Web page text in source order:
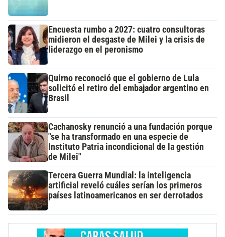
Encuesta rumbo a 2027: cuatro consultoras
midieron el desgaste de Milei y la crisis de
liderazgo en el peronismo
Quirno reconoció que el gobierno de Lula
solicitó el retiro del embajador argentino en
Brasil
Cachanosky renunció a una fundación porque
"se ha transformado en una especie de
Instituto Patria incondicional de la gestión
de Milei"
Tercera Guerra Mundial: la inteligencia
artificial reveló cuáles serían los primeros
países latinoamericanos en ser derrotados